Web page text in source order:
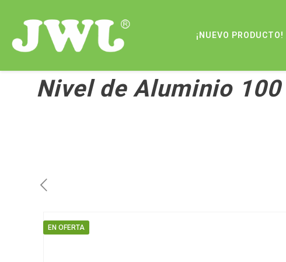
¡NUEVO PRODUCTO!
Nivel de Aluminio
EN OFERTA